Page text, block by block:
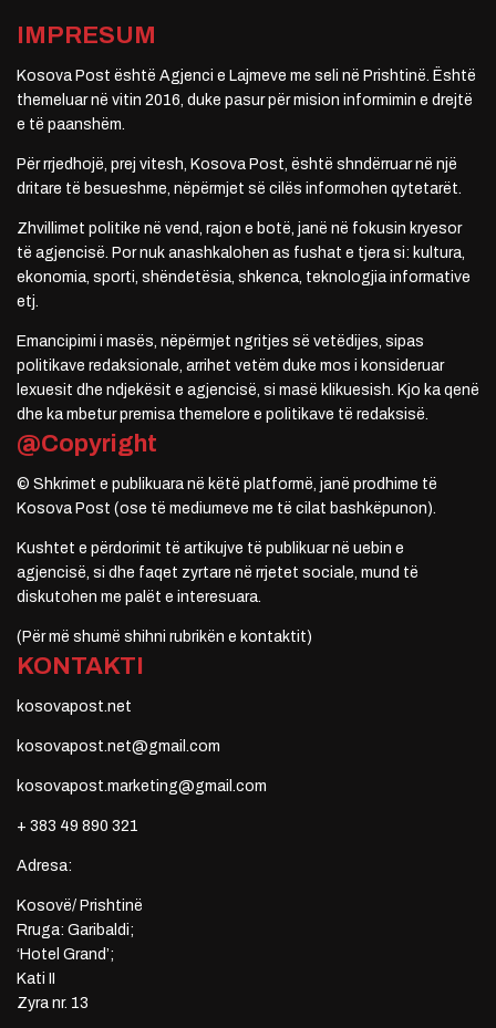
IMPRESUM
Kosova Post është Agjenci e Lajmeve me seli në Prishtinë. Është
themeluar në vitin 2016, duke pasur për mision informimin e drejtë
e të paanshëm.
Për rrjedhojë, prej vitesh, Kosova Post, është shndërruar në një
dritare të besueshme, nëpërmjet së cilës informohen qytetarët.
Zhvillimet politike në vend, rajon e botë, janë në fokusin kryesor
të agjencisë. Por nuk anashkalohen as fushat e tjera si: kultura,
ekonomia, sporti, shëndetësia, shkenca, teknologjia informative
etj.
Emancipimi i masës, nëpërmjet ngritjes së vetëdijes, sipas
politikave redaksionale, arrihet vetëm duke mos i konsideruar
lexuesit dhe ndjekësit e agjencisë, si masë klikuesish. Kjo ka qenë
dhe ka mbetur premisa themelore e politikave të redaksisë.
@Copyright
© Shkrimet e publikuara në këtë platformë, janë prodhime të
Kosova Post (ose të mediumeve me të cilat bashkëpunon).
Kushtet e përdorimit të artikujve të publikuar në uebin e
agjencisë, si dhe faqet zyrtare në rrjetet sociale, mund të
diskutohen me palët e interesuara.
(Për më shumë shihni rubrikën e kontaktit)
KONTAKTI
kosovapost.net
kosovapost.net@gmail.com
kosovapost.marketing@gmail.com
+ 383 49 890 321
Adresa:
Kosovë/ Prishtinë
Rruga: Garibaldi;
‘Hotel Grand’;
Kati II
Zyra nr. 13